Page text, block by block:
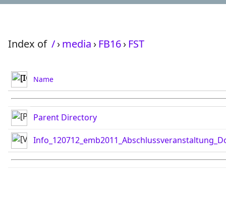
Index of /›media › FB16› FST
Name
Parent Directory